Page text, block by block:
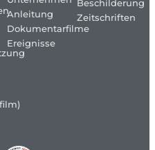
Anleitung
Dokumentarfilme
Ereignisse
Beschilderung
Zeitschriften